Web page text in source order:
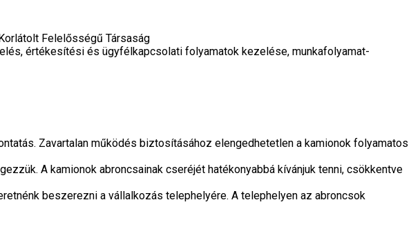
Felelősségű Társaság
értékesítési és ügyfélkapcsolati folyamatok kezelése, munkafolyamat-
Zavartalan működés biztosításához elengedhetetlen a kamionok folyamatos
A kamionok abroncsainak cseréjét hatékonyabbá kívánjuk tenni, csökkentve
beszerezni a vállalkozás telephelyére. A telephelyen az abroncsok